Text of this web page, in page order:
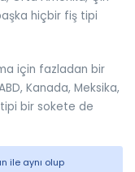
hiçbir fiş tipi
için fazladan bir
Kanada, Meksika,
bir sokete de
ile aynı olup